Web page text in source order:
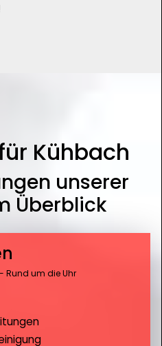
Kühbach
unserer
Überblick
Rund um die Uhr